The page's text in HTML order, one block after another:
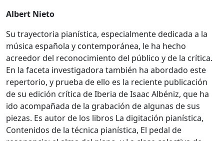
Albert Nieto
Su trayectoria pianística, especialmente dedicada a la
música española y contemporánea, le ha hecho
acreedor del reconocimiento del público y de la crítica.
En la faceta investigadora también ha abordado este
repertorio, y prueba de ello es la reciente publicación
de su edición crítica de Iberia de Isaac Albéniz, que ha
ido acompañada de la grabación de algunas de sus
piezas. Es autor de los libros La digitación pianística,
Contenidos de la técnica pianística, El pedal de